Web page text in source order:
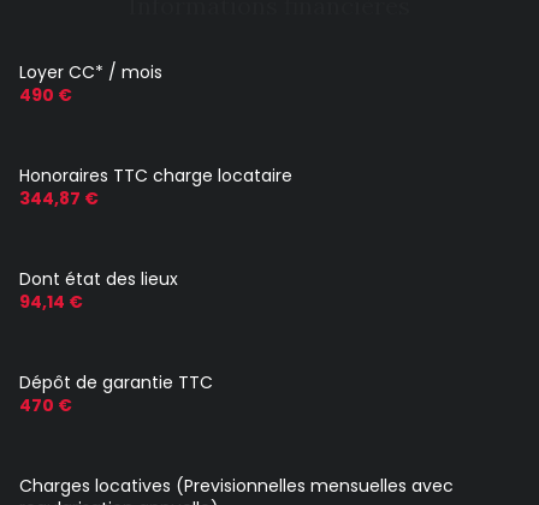
Loyer CC* / mois
490 €
Honoraires TTC charge locataire
344,87 €
Dont état des lieux
94,14 €
Dépôt de garantie TTC
470 €
Charges locatives (Previsionnelles mensuelles avec